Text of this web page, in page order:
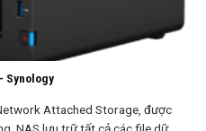
Synology
Attached Storage, được
NAS lưu trữ tất cả các file dữ